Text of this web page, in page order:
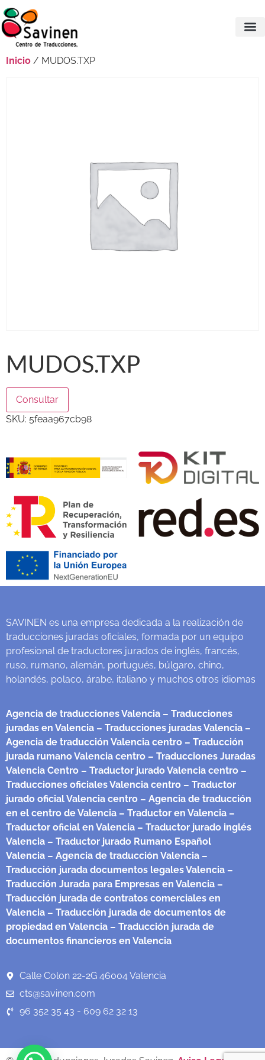
Inicio / MUDOS.TXP
MUDOS.TXP
Consultar
SKU: 5feaa967cb98
SAVINEN es una empresa dedicada a la realización de
traducciones juradas oficiales, formada por un equipo
profesional de traductores jurados de inglés, francés,
ruso, rumano, alemán, portugués, búlgaro, chino,
holandés, polaco, árabe, italiano y muchos otros idiomas
Agencia de traducciones Valencia – Traducciones
juradas en Valencia – Traducciones juradas Valencia –
Agencia de traducción Valencia centro – Traducción
jurada rumano Valencia centro – Traducciones Juradas
Valencia Centro – Traductor jurado Valencia centro –
Traducciones oficiales Valencia centro – Traductor
jurado oficial Valencia centro – Agencia de traducción
en el centro de Valencia – Traductor en Valencia –
Traductor oficial en Valencia – Traductor jurado inglés
Valencia – Traductor jurado Rumano Español
Valencia – Agencia de traducción Valencia –
Traducción jurada documentos legales Valencia –
Traducción Jurada para Empresas en Valencia –
Traducción jurada de contratos comerciales en
Valencia – Traducción jurada de documentos de
propiedad en Valencia – Traducción jurada de
documentos financieros en Valencia
Calle Colon 22-2G 46004 Valencia
cts@savinen.com
96 352 35 43 - 609 62 32 13